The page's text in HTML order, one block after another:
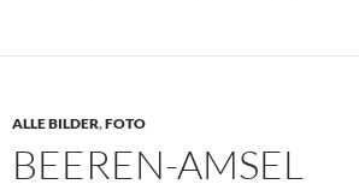
ALLE BILDER,FOTO
BEEREN-AMSEL